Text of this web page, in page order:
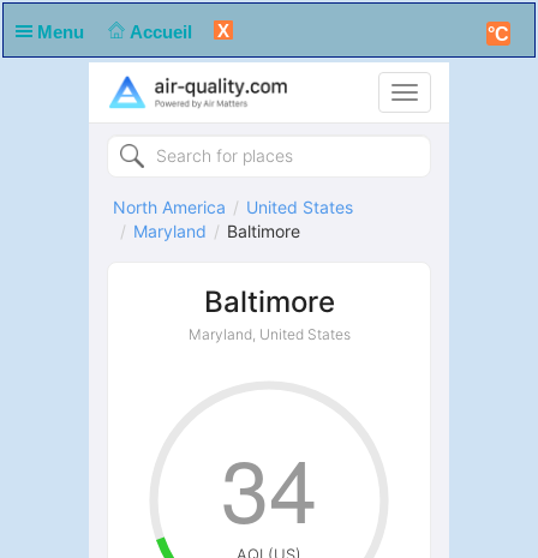
Menu Accueil X °C